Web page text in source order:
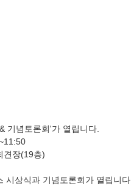
기념토론회'가 열립니다.
견장(19층)
시상식과 기념토론회가 열립니다.